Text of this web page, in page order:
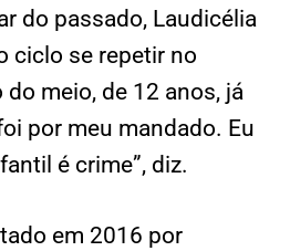
do passado, Laudicélia
ciclo se repetir no
meio, de 12 anos, já
por meu mandado. Eu
é crime”, diz.
em 2016 por